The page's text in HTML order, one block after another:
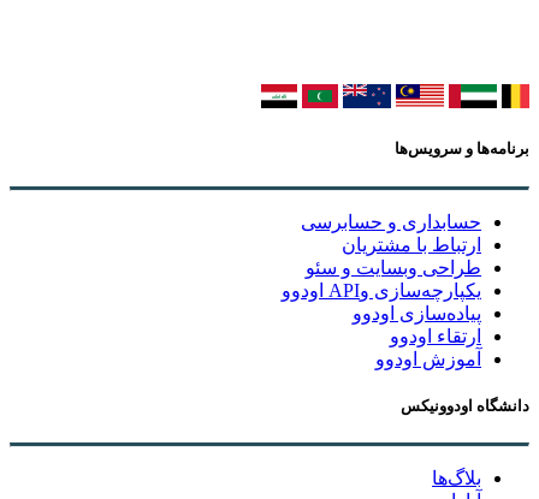
برنامه‌ها و سرویس‌ها
حسابداری و حسابرسی
ارتباط با مشتریان
طراحی وبسایت و سئو
یکپارچه‌سازی وAPI اودوو
پیاده‌سازی اودوو
ارتقاء اودوو
آموزش اودوو
دانشگاه اودوونیکس
بلاگ‌ها